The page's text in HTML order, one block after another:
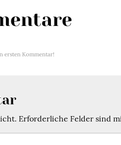
ersten Kommentar!
Erforderliche Felder sind